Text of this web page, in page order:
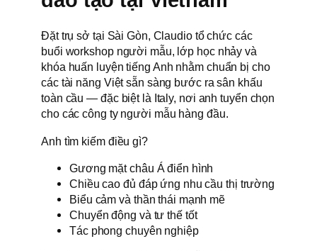
Đặt trụ sở tại Sài Gòn, Claudio tổ chức các
buổi workshop người mẫu, lớp học nhảy và
khóa huấn luyện tiếng Anh nhằm chuẩn bị cho
các tài năng Việt sẵn sàng bước ra sân khấu
toàn cầu — đặc biệt là Italy, nơi anh tuyển chọn
cho các công ty người mẫu hàng đầu.
Anh tìm kiếm điều gì?
Gương mặt châu Á điển hình
Chiều cao đủ đáp ứng nhu cầu thị trường
Biểu cảm và thần thái mạnh mẽ
Chuyển động và tư thế tốt
Tác phong chuyên nghiệp